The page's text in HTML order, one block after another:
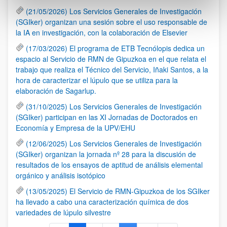
(21/05/2026) Los Servicios Generales de Investigación
(SGIker) organizan una sesión sobre el uso responsable de
la IA en investigación, con la colaboración de Elsevier
(17/03/2026) El programa de ETB Tecnólopis dedica un
espacio al Servicio de RMN de Gipuzkoa en el que relata el
trabajo que realiza el Técnico del Servicio, Iñaki Santos, a la
hora de caracterizar el lúpulo que se utiliza para la
elaboración de Sagarlup.
(31/10/2025) Los Servicios Generales de Investigación
(SGIker) participan en las XI Jornadas de Doctorados en
Economía y Empresa de la UPV/EHU
(12/06/2025) Los Servicios Generales de Investigación
(SGIker) organizan la jornada nº 28 para la discusión de
resultados de los ensayos de aptitud de análisis elemental
orgánico y análisis isotópico
(13/05/2025) El Servicio de RMN-Gipuzkoa de los SGIker
ha llevado a cabo una caracterización química de dos
variedades de lúpulo silvestre